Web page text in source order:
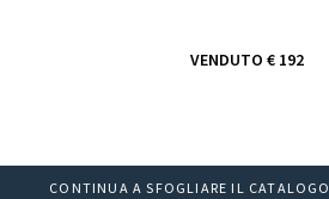
VENDUTO € 192
CONTINUA A SFOGLIARE IL CATALOGO